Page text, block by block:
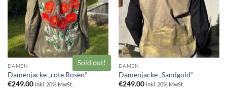
Sold out!
DAMEN
Damenjacke „rote Rosen“
€249.00 inkl. 20% MwSt.
DAMEN
Damenjacke „Sandgold“
€249.00 inkl. 20% MwSt.